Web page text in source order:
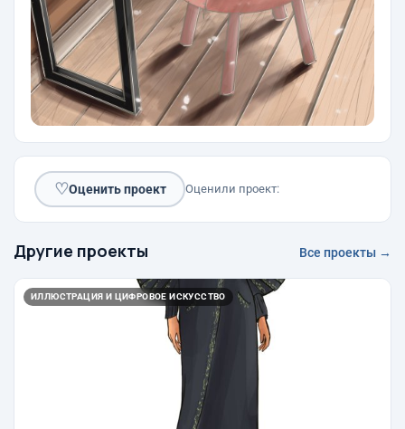
♡Оценить проект Оценили проект:
Другие проекты Все проекты →
ИЛЛЮСТРАЦИЯ И ЦИФРОВОЕ ИСКУССТВО